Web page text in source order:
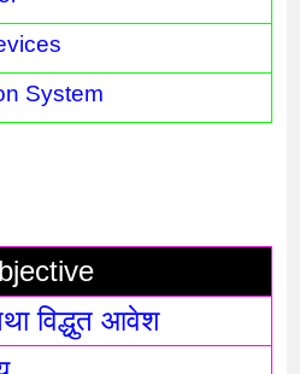
System
विद्धुत आवेश